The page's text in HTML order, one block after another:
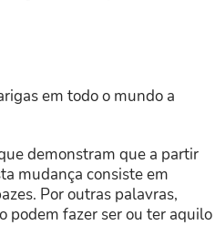
em todo o mundo a
demonstram que a partir
mudança consiste em
Por outras palavras,
podem fazer ser ou ter aquilo